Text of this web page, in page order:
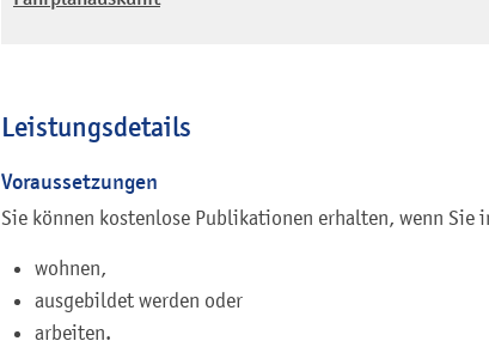
Leistungsdetails
Voraussetzungen
Sie können kostenlose Publikationen erhalten, wenn Sie
wohnen,
ausgebildet werden oder
arbeiten.